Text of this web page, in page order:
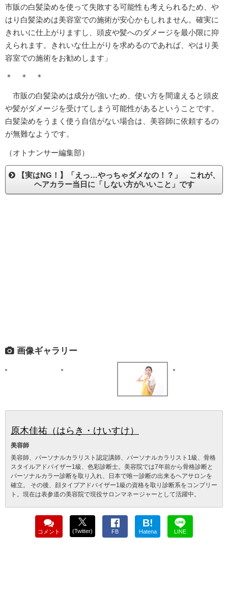
市販の白髪染めを使って失敗する可能性も考えられるため、や
はり白髪染めは美容室での施術が安心かもしれません。確実に
きれいに仕上がりますし、頭皮や髪へのダメージを最小限に抑
えられます。きれいな仕上がりを求めるのであれば、やはり美
容室での施術をお勧めします」
＊ ＊ ＊
市販の白髪染めは成分が強いため、使い方を間違えると頭皮
や髪がダメージを受けてしまう可能性があるということです。
白髪染めをうまく使う自信がない場合は、美容師に依頼するの
が無難なようです。
（オトナンサー編集部）
【実はNG！】「えっ…やっちゃダメなの！？」 これが、
ヘアカラー当日に「しない方がいいこと」です
画像ギャラリー
原木佳祐（はらき・けいすけ）
美容師
美容師、パーソナルカラリスト認定講師、パーソナルカラリスト1級、骨格
スタイルアドバイザー1級、色彩診断士。美容院では7年前から骨格診断と
パーソナルカラー診断を取り入れ、日本で唯一診断の出来るヘアサロンを
確立。 その後、顔タイプアドバイザー1級の資格を取り診断系をコンプリー
ト。現在は表参道の美容院で現役サロンマネージャーとして活躍中。
コメント (Twitter) FB
B!
Hatena LINE